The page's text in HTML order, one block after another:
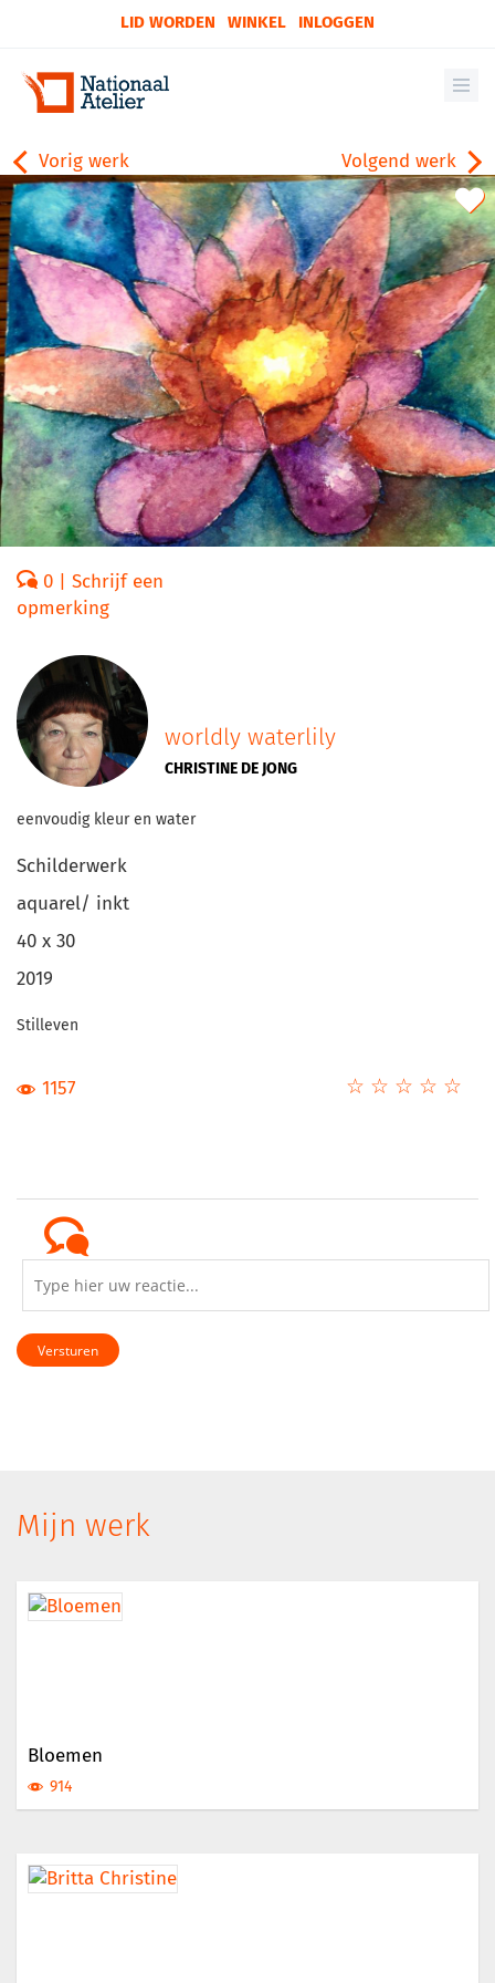
LID WORDEN WINKEL INLOGGEN
Volgend werk
Vorig werk
0 | Schrijf een
opmerking
worldly waterlily
CHRISTINE DE JONG
eenvoudig kleur en water
Schilderwerk
aquarel/ inkt
40 x 30
2019
Stilleven
☆ ☆ ☆ ☆ ☆
★ ★ ★ ★ ★
1157
Versturen
Mijn werk
Bloemen
914